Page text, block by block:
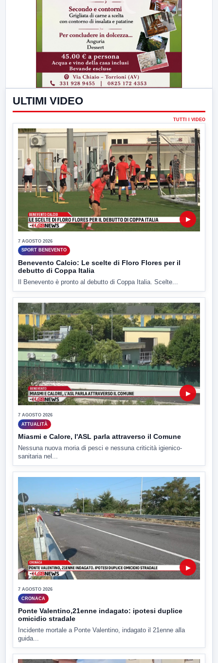
ULTIMI VIDEO
TUTTI I VIDEO
▶
7 AGOSTO 2026
SPORT BENEVENTO
Benevento Calcio: Le scelte di Floro Flores per il
debutto di Coppa Italia
Il Benevento è pronto al debutto di Coppa Italia. Scelte...
▶
7 AGOSTO 2026
ATTUALITÀ
Miasmi e Calore, l'ASL parla attraverso il Comune
Nessuna nuova moria di pesci e nessuna criticità igienico-
sanitaria nel...
▶
7 AGOSTO 2026
CRONACA
Ponte Valentino,21enne indagato: ipotesi duplice
omicidio stradale
Incidente mortale a Ponte Valentino, indagato il 21enne alla
guida...